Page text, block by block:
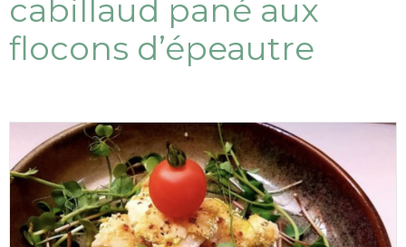
cabillaud pané aux
flocons d’épeautre